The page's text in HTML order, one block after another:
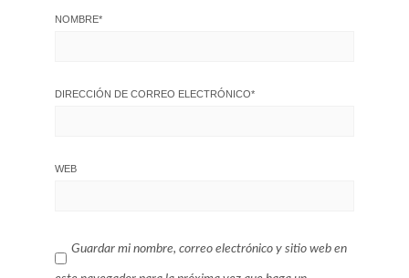
NOMBRE*
DIRECCIÓN DE CORREO ELECTRÓNICO*
WEB
Guardar mi nombre, correo electrónico y sitio web en